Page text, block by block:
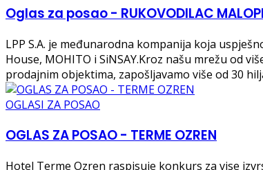
Oglas za posao - RUKOVODILAC
LPP S.A. je međunarodna kompanija koja
House, MOHITO i SiNSAY.Kroz našu mrežu od
prodajnim objektima, zapošljavamo više od 30
OGLASI ZA POSAO
OGLAS ZA POSAO - TERME OZREN
Hotel Terme Ozren raspisuje konkurs za vise